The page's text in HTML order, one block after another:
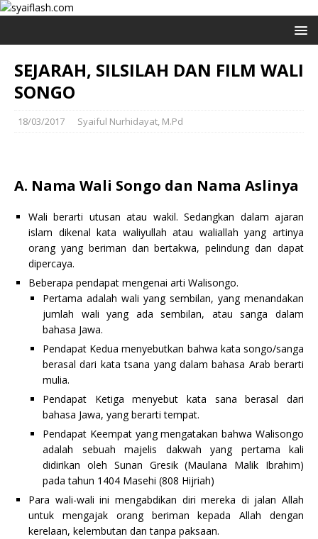
SEJARAH, SILSILAH DAN FILM WALI
SONGO
18/03/2017 Syaiful Nurhidayat, M.Pd
A. Nama Wali Songo dan Nama Aslinya
Wali berarti utusan atau wakil. Sedangkan dalam ajaran
islam dikenal kata waliyullah atau waliallah yang artinya
orang yang beriman dan bertakwa, pelindung dan dapat
dipercaya.
Beberapa pendapat mengenai arti Walisongo.
Pertama adalah wali yang sembilan, yang menandakan
jumlah wali yang ada sembilan, atau sanga dalam
bahasa Jawa.
Pendapat Kedua menyebutkan bahwa kata songo/sanga
berasal dari kata tsana yang dalam bahasa Arab berarti
mulia.
Pendapat Ketiga menyebut kata sana berasal dari
bahasa Jawa, yang berarti tempat.
Pendapat Keempat yang mengatakan bahwa Walisongo
adalah sebuah majelis dakwah yang pertama kali
didirikan oleh Sunan Gresik (Maulana Malik Ibrahim)
pada tahun 1404 Masehi (808 Hijriah)
Para wali-wali ini mengabdikan diri mereka di jalan Allah
untuk mengajak orang beriman kepada Allah dengan
kerelaan, kelembutan dan tanpa paksaan.